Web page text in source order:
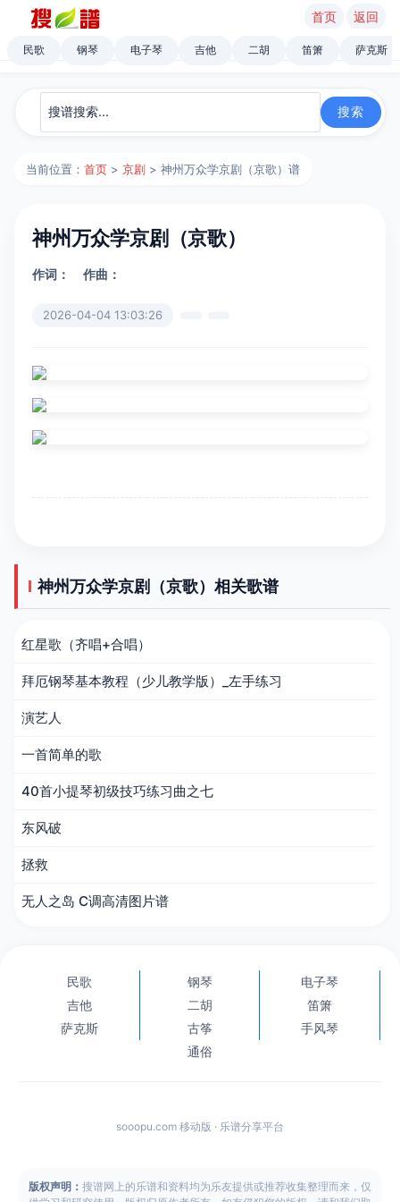
首页 返回
民歌 钢琴 电子琴 吉他 二胡 笛箫 萨克斯
当前位置：首页 >京剧 > 神州万众学京剧（京歌）谱
神州万众学京剧（京歌）
作词： 作曲：
2026-04-04 13:03:26
神州万众学京剧（京歌）相关歌谱
红星歌（齐唱+合唱）
拜厄钢琴基本教程（少儿教学版）_左手练习
演艺人
一首简单的歌
40首小提琴初级技巧练习曲之七
东风破
拯救
无人之岛 C调高清图片谱
民歌 钢琴
电子琴
吉他
二胡
笛箫
萨克斯
古筝
手风琴
通俗
sooopu.com 移动版 · 乐谱分享平台
版权声明： 搜谱网上的乐谱和资料均为乐友提供或推荐收集整理而来，仅